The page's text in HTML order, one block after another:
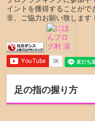
イントを獲得することがで
非、ご協力お願い致します！
足の指の握り方